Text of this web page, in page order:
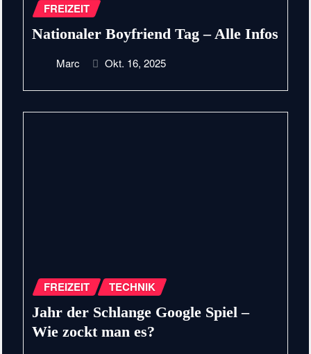
FREIZEIT
Nationaler Boyfriend Tag – Alle Infos
Marc Okt. 16, 2025
FREIZEIT TECHNIK
Jahr der Schlange Google Spiel –
Wie zockt man es?